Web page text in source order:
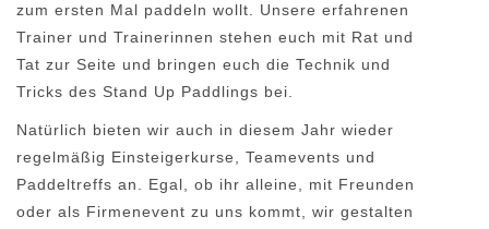
zum ersten Mal paddeln wollt. Unsere erfahrenen
Trainer und Trainerinnen stehen euch mit Rat und
Tat zur Seite und bringen euch die Technik und
Tricks des Stand Up Paddlings bei.
Natürlich bieten wir auch in diesem Jahr wieder
regelmäßig Einsteigerkurse, Teamevents und
Paddeltreffs an. Egal, ob ihr alleine, mit Freunden
oder als Firmenevent zu uns kommt, wir gestalten